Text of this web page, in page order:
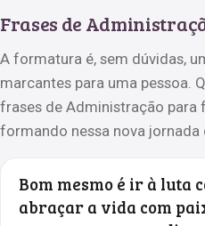
Frases de
A formatura é, sem dúvidas,
marcantes para uma pessoa.
frases de Administração para
formando nessa nova jornada
Bom mesmo é ir à luta
abraçar a vida com